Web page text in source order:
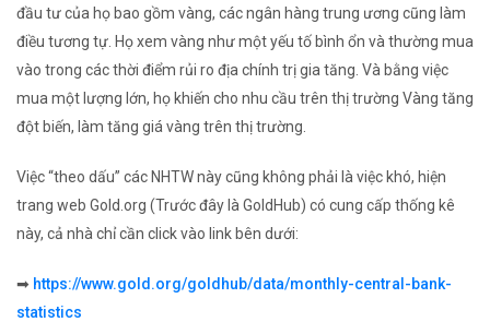
đầu tư của họ bao gồm vàng, các ngân hàng trung ương cũng làm
điều tương tự. Họ xem vàng như một yếu tố bình ổn và thường mua
vào trong các thời điểm rủi ro địa chính trị gia tăng. Và bằng việc
mua một lượng lớn, họ khiến cho nhu cầu trên thị trường Vàng tăng
đột biến, làm tăng giá vàng trên thị trường.
Việc “theo dấu” các NHTW này cũng không phải là việc khó, hiện
trang web Gold.org (Trước đây là GoldHub) có cung cấp thống kê
này, cả nhà chỉ cần click vào link bên dưới:
➡ https://www.gold.org/goldhub/data/monthly-central-bank-
statistics